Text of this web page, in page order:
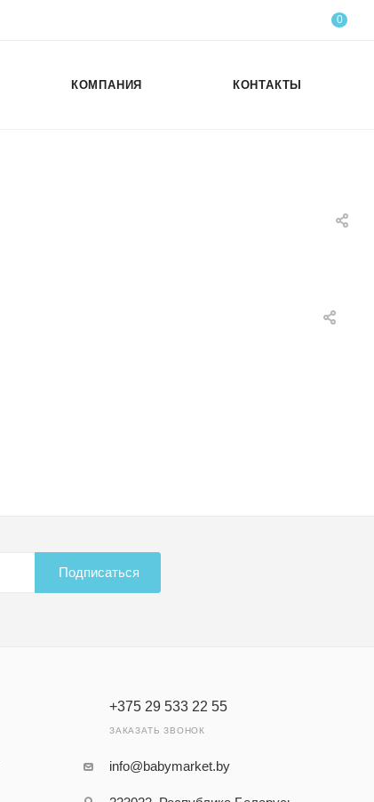
0
КОМПАНИЯ КОНТАКТЫ
Подписаться
+375 29 533 22 55
ЗАКАЗАТЬ ЗВОНОК
info@babymarket.by